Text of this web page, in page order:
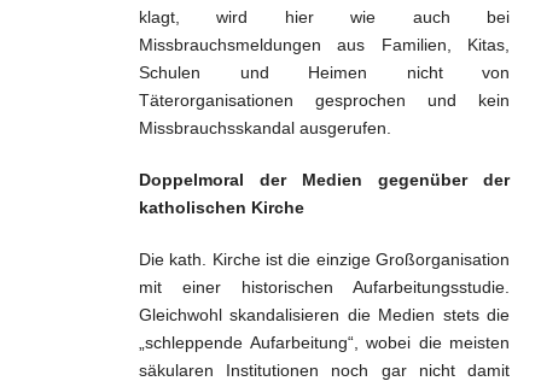
klagt, wird hier wie auch bei
Missbrauchsmeldungen aus Familien, Kitas,
Schulen und Heimen nicht von
Täterorganisationen gesprochen und kein
Missbrauchsskandal ausgerufen.
Doppelmoral der Medien gegenüber der
katholischen Kirche
Die kath. Kirche ist die einzige Großorganisation
mit einer historischen Aufarbeitungsstudie.
Gleichwohl skandalisieren die Medien stets die
„schleppende Aufarbeitung“, wobei die meisten
säkularen Institutionen noch gar nicht damit